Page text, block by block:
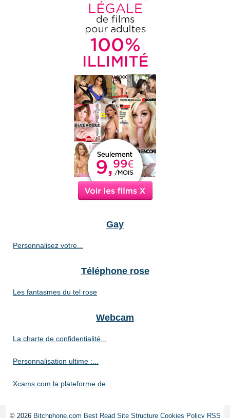
Gay
Personnalisez votre...
Téléphone rose
Les fantasmes du tel rose
Webcam
La charte de confidentialité...
Personnalisation ultime :...
Xcams.com la plateforme de...
© 2026 Bitchphone.com Best Read Site Structure Cookies Policy RSS